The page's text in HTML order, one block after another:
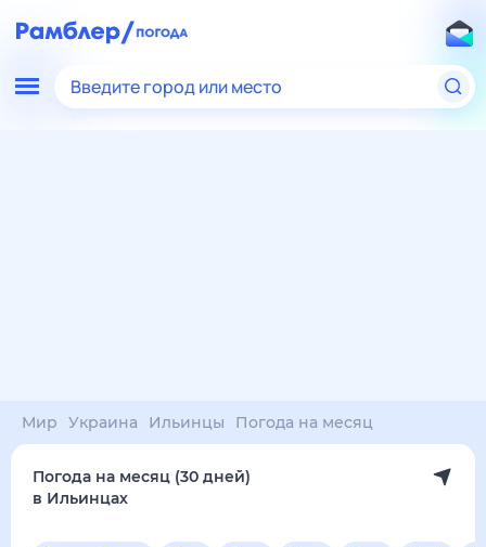
Введите город или место
Мир Украина Ильинцы Погода на месяц
Погода на месяц (30 дней)
в Ильинцах